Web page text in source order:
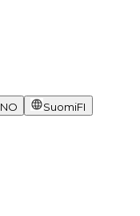
NO SuomiFI